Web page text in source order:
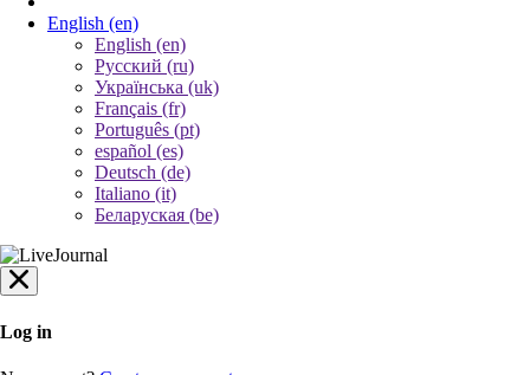
English (en)
English (en)
Русский (ru)
Українська (uk)
Français (fr)
Português (pt)
español (es)
Deutsch (de)
Italiano (it)
Беларуская (be)
Log in